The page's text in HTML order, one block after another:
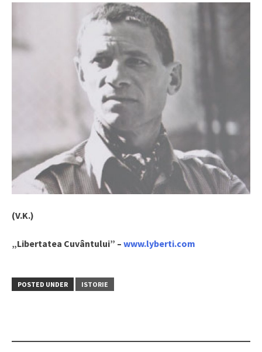
(V.K.)
„Libertatea Cuvântului” – www.lyberti.com
POSTED UNDER ISTORIE